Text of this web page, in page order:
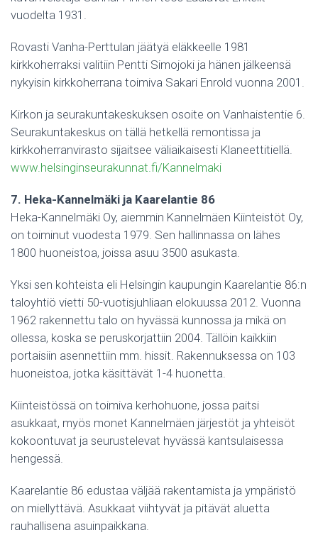
vuodelta 1931.
Rovasti Vanha-Perttulan jäätyä eläkkeelle 1981
kirkkoherraksi valitiin Pentti Simojoki ja hänen jälkeensä
nykyisin kirkkoherrana toimiva Sakari Enrold vuonna 2001.
Kirkon ja seurakuntakeskuksen osoite on Vanhaistentie 6.
Seurakuntakeskus on tällä hetkellä remontissa ja
kirkkoherranvirasto sijaitsee väliaikaisesti Klaneettitiellä.
www.helsinginseurakunnat.fi/Kannelmaki
7. Heka-Kannelmäki ja Kaarelantie 86
Heka-Kannelmäki Oy, aiemmin Kannelmäen Kiinteistöt Oy,
on toiminut vuodesta 1979. Sen hallinnassa on lähes
1800 huoneistoa, joissa asuu 3500 asukasta.
Yksi sen kohteista eli Helsingin kaupungin Kaarelantie 86:n
taloyhtiö vietti 50-vuotisjuhliaan elokuussa 2012. Vuonna
1962 rakennettu talo on hyvässä kunnossa ja mikä on
ollessa, koska se peruskorjattiin 2004. Tällöin kaikkiin
portaisiin asennettiin mm. hissit. Rakennuksessa on 103
huoneistoa, jotka käsittävät 1-4 huonetta.
Kiinteistössä on toimiva kerhohuone, jossa paitsi
asukkaat, myös monet Kannelmäen järjestöt ja yhteisöt
kokoontuvat ja seurustelevat hyvässä kantsulaisessa
hengessä.
Kaarelantie 86 edustaa väljää rakentamista ja ympäristö
on miellyttävä. Asukkaat viihtyvät ja pitävät aluetta
rauhallisena asuinpaikkana.